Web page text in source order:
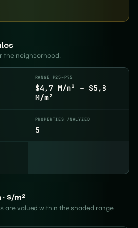
the neighborhood.
RANGE P25–P75
$4,7 M/m² – $5,8
M/m²
PROPERTIES ANALYZED
5
$/m²
are valued within the shaded range